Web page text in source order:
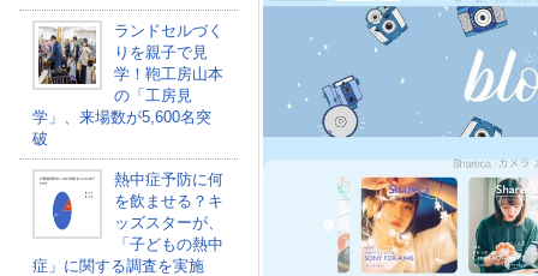
ランドセルづく
りを親子で見
学！鞄工房山本
の「工房見
学」、来場数が5,600名突
破
熱中症予防に何
を飲ませる？キ
ッズスターが、
「子どもの熱中
症」に関する調査を実施